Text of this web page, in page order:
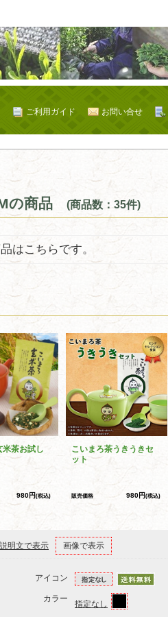
お問い合せ
ご利用ガイド
の商品 (商品数：35件)
はこちらです。
米茶お試し
980円(税込)
こいまろ茶うきうきセ
ット
販売価格 980円(税込)
明文で表示 画像で表示
アイコン
カラー
指定なし